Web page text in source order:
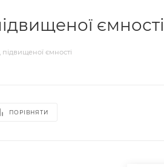
ємності
ємності
ПОРІВНЯТИ